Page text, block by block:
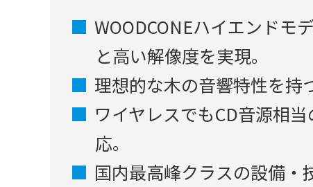
WOODCONEハイエンドモ
と高い解像度を実現。
理想的な木の音響特性を持
ワイヤレスでもCD音源相
応。
国内最高峰クラスの設備・